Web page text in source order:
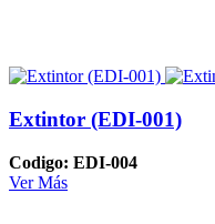
Extintor (EDI-001)
Codigo: EDI-004
Ver Más